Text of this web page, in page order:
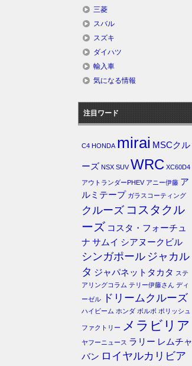
三菱
スバル
スズキ
ダイハツ
輸入車
気になる情報
注目ワード
C4 HONDA mirai MSCクル
ーズ NSX SUV WRC XC60D4
アウトランダーPHEV アニー伊藤 ア
ルミテープ ガラスコーティング
クルーズ コスタクル
ーズ コスタ・フォーチュ
ナ サムイ シアヌークビル
シンガポール ジャカル
タ ジャパネットタカタ ステ
アリングコラム テリー伊藤さん ディ
ーゼル
ドリームクルーズ
ハイビーム ホンダ ボルボ ポリッシュ
ファクトリー メラビリア
ヤフーニュース ラリー レムチャ
バン ロイヤルカリビア